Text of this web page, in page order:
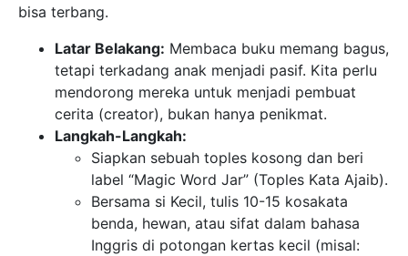
bisa terbang.
Latar Belakang: Membaca buku memang bagus,
tetapi terkadang anak menjadi pasif. Kita perlu
mendorong mereka untuk menjadi pembuat
cerita (creator), bukan hanya penikmat.
Langkah-Langkah:
Siapkan sebuah toples kosong dan beri
label “Magic Word Jar” (Toples Kata Ajaib).
Bersama si Kecil, tulis 10-15 kosakata
benda, hewan, atau sifat dalam bahasa
Inggris di potongan kertas kecil (misal: